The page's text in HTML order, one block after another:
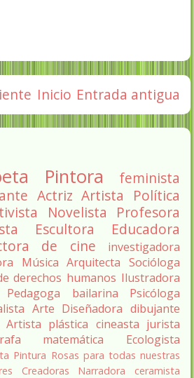
Entrada antigua
Inicio
Pintora
feminista
Actriz Artista
Política
Novelista
Profesora
Escultora
Educadora
de cine
investigadora
Música Arquitecta Socióloga
derechos humanos Ilustradora
Pedagoga bailarina
Psicóloga
Arte Diseñadora dibujante
Artista plástica cineasta jurista
matemática
Ecologista
Pintura Rosas para todas nuestras
Creadoras Narradora
ceramista